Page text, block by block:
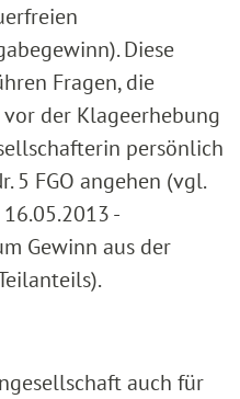
Diese
Fragen, die
der Klageerhebung
persönlich
5 FGO angehen (vgl.
-
Gewinn aus der
auch für